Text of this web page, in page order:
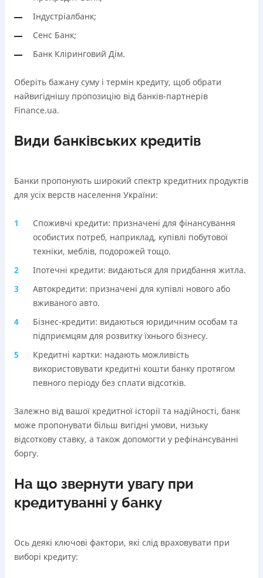
Ліцензія НБУ №10
Вся інформація про кредит
ОТРИМАТИ ПОЗИКУ Детальніше
Оплата на розрахунковий рахунок
Онлайн (через сайт або інтернет-банкінг)
Через термінали самообслуговування
Ліцензія НБУ №171
Вся інформація про кредит
ОТРИМАТИ ПОЗИКУ Детальніше
Індустріалбанк;
Сенс Банк;
Банк Кліринговий Дім.
Оберіть бажану суму і термін кредиту, щоб обрати
найвигіднішу пропозицію від банків-партнерів
Finance.ua.
Види банківських кредитів
Банки пропонують широкий спектр кредитних продуктів
для усіх верств населення України:
Споживчі кредити: призначені для фінансування
особистих потреб, наприклад, купівлі побутової
техніки, меблів, подорожей тощо.
Іпотечні кредити: видаються для придбання житла.
Автокредити: призначені для купівлі нового або
вживаного авто.
Бізнес-кредити: видаються юридичним особам та
підприємцям для розвитку їхнього бізнесу.
Кредитні картки: надають можливість
використовувати кредитні кошти банку протягом
певного періоду без сплати відсотків.
Залежно від вашої кредитної історії та надійності, банк
може пропонувати більш вигідні умови, низьку
відсоткову ставку, а також допомогти у рефінансуванні
боргу.
На що звернути увагу при
кредитуванні у банку
Ось деякі ключові фактори, які слід враховувати при
виборі кредиту: